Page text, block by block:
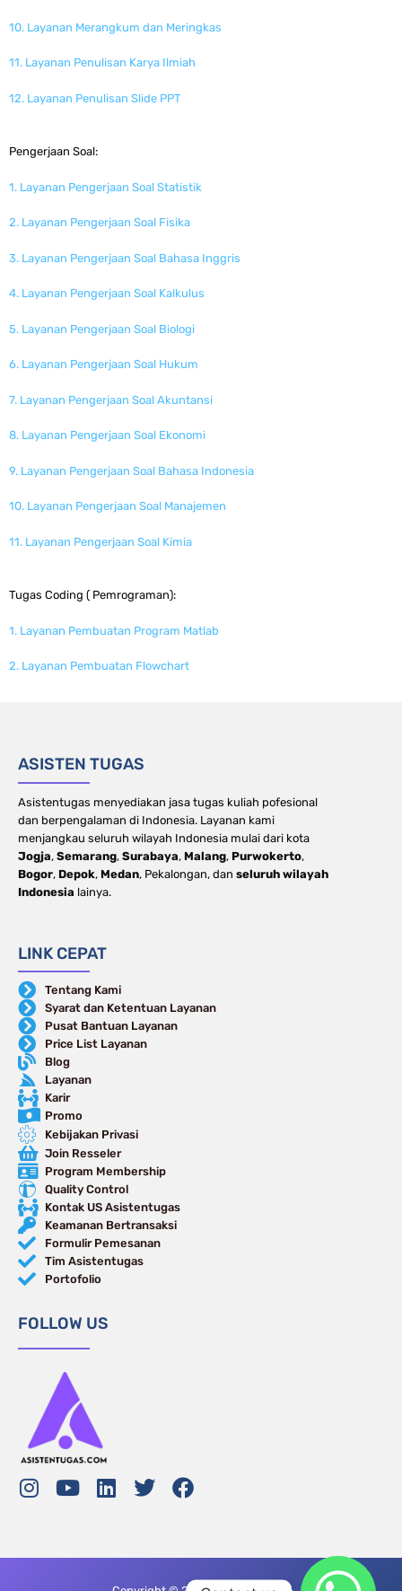
10. Layanan Merangkum dan Meringkas
11. Layanan Penulisan Karya Ilmiah
12. Layanan Penulisan Slide PPT
Pengerjaan Soal:
1. Layanan Pengerjaan Soal Statistik
2. Layanan Pengerjaan Soal Fisika
3. Layanan Pengerjaan Soal Bahasa Inggris
4. Layanan Pengerjaan Soal Kalkulus
5. Layanan Pengerjaan Soal Biologi
6. Layanan Pengerjaan Soal Hukum
7. Layanan Pengerjaan Soal Akuntansi
8. Layanan Pengerjaan Soal Ekonomi
9. Layanan Pengerjaan Soal Bahasa Indonesia
10. Layanan Pengerjaan Soal Manajemen
11. Layanan Pengerjaan Soal Kimia
Tugas Coding ( Pemrograman):
1. Layanan Pembuatan Program Matlab
2. Layanan Pembuatan Flowchart
ASISTEN TUGAS
Asistentugas menyediakan jasa tugas kuliah pofesional
dan berpengalaman di Indonesia. Layanan kami
menjangkau seluruh wilayah Indonesia mulai dari kota
Jogja, Semarang, Surabaya, Malang, Purwokerto,
Bogor, Depok, Medan, Pekalongan, dan seluruh wilayah
Indonesia lainya.
LINK CEPAT
Tentang Kami
Syarat dan Ketentuan Layanan
Pusat Bantuan Layanan
Price List Layanan
Blog
Layanan
Karir
Promo
Kebijakan Privasi
Join Resseler
Program Membership
Quality Control
Kontak US Asistentugas
Keamanan Bertransaksi
Formulir Pemesanan
Tim Asistentugas
Portofolio
FOLLOW US